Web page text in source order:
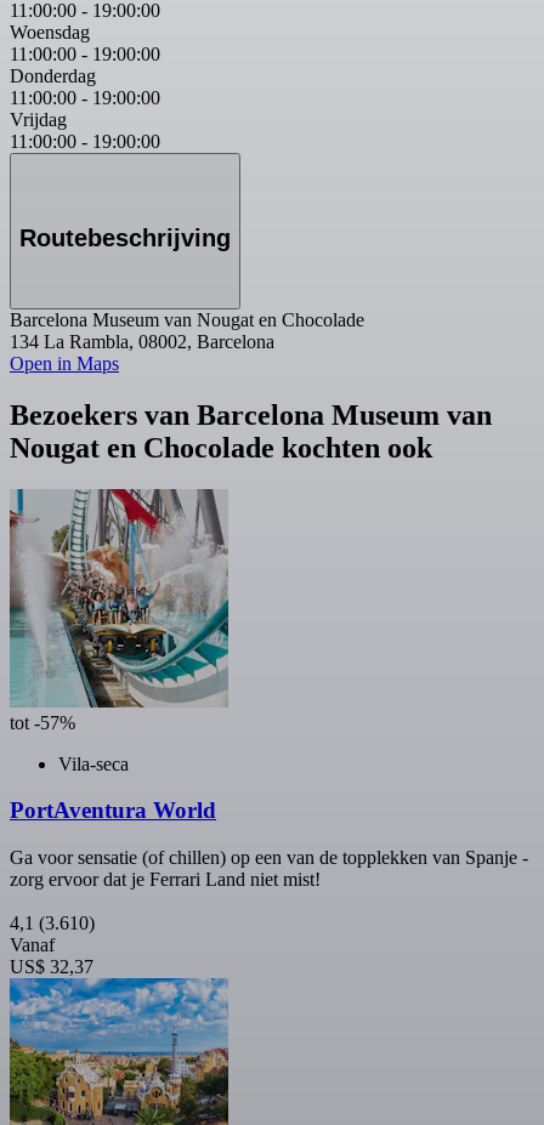
11:00:00 - 19:00:00
Woensdag
11:00:00 - 19:00:00
Donderdag
11:00:00 - 19:00:00
Vrijdag
11:00:00 - 19:00:00
Routebeschrijving
Barcelona Museum van Nougat en Chocolade
134 La Rambla, 08002, Barcelona
Open in Maps
Bezoekers van Barcelona Museum van
Nougat en Chocolade kochten ook
tot -57%
Vila-seca
PortAventura World
Ga voor sensatie (of chillen) op een van de topplekken van Spanje -
zorg ervoor dat je Ferrari Land niet mist!
4,1 (3.610)
Vanaf
US$ 32,37